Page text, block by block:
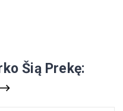
Šią Prekę: